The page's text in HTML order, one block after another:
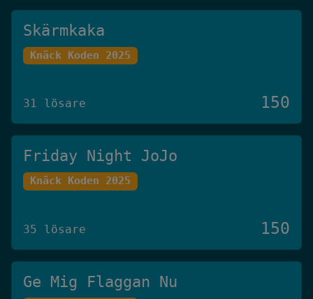
Skärmkaka
Knäck Koden 2025
31 lösare 150
Friday Night JoJo
Knäck Koden 2025
35 lösare 150
Ge Mig Flaggan Nu